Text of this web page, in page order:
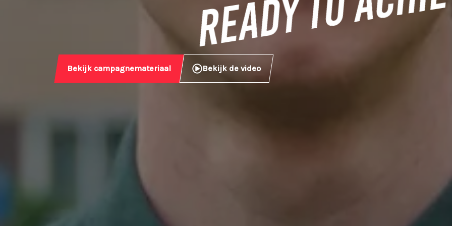
Bekijk campagnemateriaal Bekijk de video